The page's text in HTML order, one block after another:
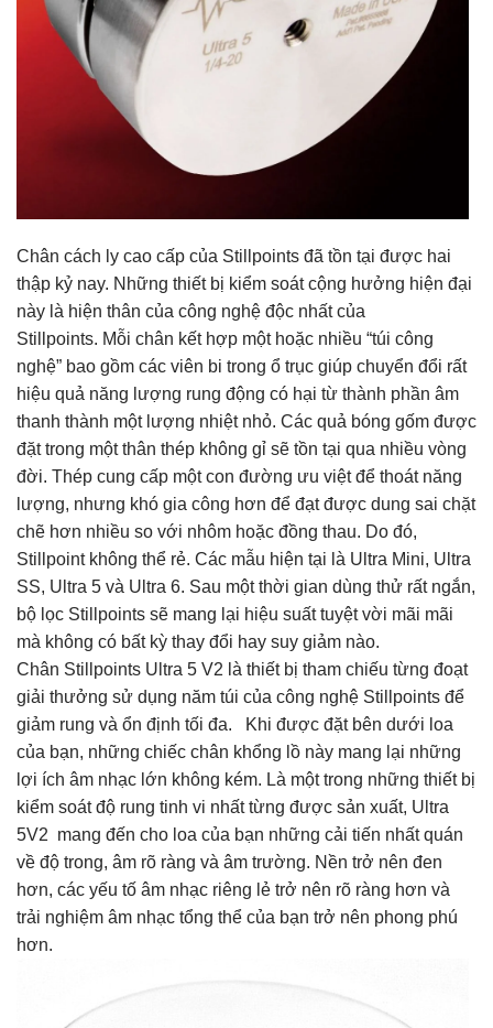
Chân cách ly cao cấp của Stillpoints đã tồn tại được hai
thập kỷ nay. Những thiết bị kiểm soát cộng hưởng hiện đại
này là hiện thân của công nghệ độc nhất của
Stillpoints. Mỗi chân kết hợp một hoặc nhiều “túi công
nghệ” bao gồm các viên bi trong ổ trục giúp chuyển đổi rất
hiệu quả năng lượng rung động có hại từ thành phần âm
thanh thành một lượng nhiệt nhỏ. Các quả bóng gốm được
đặt trong một thân thép không gỉ sẽ tồn tại qua nhiều vòng
đời. Thép cung cấp một con đường ưu việt để thoát năng
lượng, nhưng khó gia công hơn để đạt được dung sai chặt
chẽ hơn nhiều so với nhôm hoặc đồng thau. Do đó,
Stillpoint không thể rẻ. Các mẫu hiện tại là Ultra Mini, Ultra
SS, Ultra 5 và Ultra 6. Sau một thời gian dùng thử rất ngắn,
bộ lọc Stillpoints sẽ mang lại hiệu suất tuyệt vời mãi mãi
mà không có bất kỳ thay đổi hay suy giảm nào.
Chân Stillpoints Ultra 5 V2 là thiết bị tham chiếu từng đoạt
giải thưởng sử dụng năm túi của công nghệ Stillpoints để
giảm rung và ổn định tối đa. Khi được đặt bên dưới loa
của bạn, những chiếc chân khổng lồ này mang lại những
lợi ích âm nhạc lớn không kém. Là một trong những thiết bị
kiểm soát độ rung tinh vi nhất từng được sản xuất, Ultra
5V2 mang đến cho loa của bạn những cải tiến nhất quán
về độ trong, âm rõ ràng và âm trường. Nền trở nên đen
hơn, các yếu tố âm nhạc riêng lẻ trở nên rõ ràng hơn và
trải nghiệm âm nhạc tổng thể của bạn trở nên phong phú
hơn.